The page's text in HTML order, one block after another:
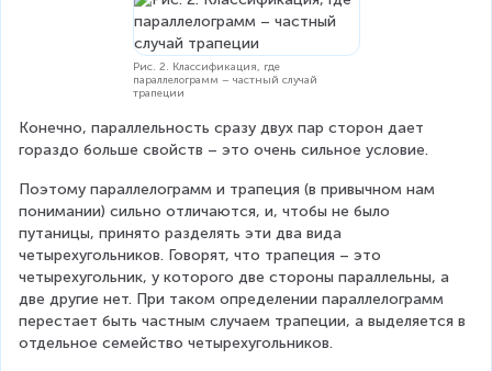
Рис. 2. Классификация, где
параллелограмм – частный случай
трапеции
Конечно, параллельность сразу двух пар сторон дает
гораздо больше свойств – это очень сильное условие.
Поэтому параллелограмм и трапеция (в привычном нам
понимании) сильно отличаются, и, чтобы не было
путаницы, принято разделять эти два вида
четырехугольников. Говорят, что трапеция – это
четырехугольник, у которого две стороны параллельны, а
две другие нет. При таком определении параллелограмм
перестает быть частным случаем трапеции, а выделяется в
отдельное семейство четырехугольников.